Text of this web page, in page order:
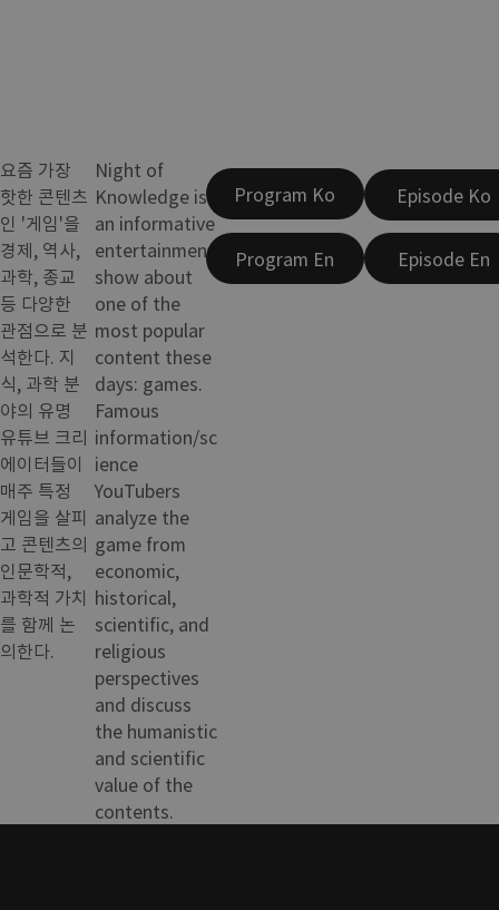
요즘 가장
핫한 콘텐츠
인 '게임'을
경제, 역사,
과학, 종교
등 다양한
관점으로 분
석한다. 지
식, 과학 분
야의 유명
유튜브 크리
에이터들이
매주 특정
게임을 살피
고 콘텐츠의
인문학적,
과학적 가치
를 함께 논
의한다.
Night of
Knowledge is
an informative
entertainment
show about
one of the
most popular
content these
days: games.
Famous
information/sc
ience
YouTubers
analyze the
game from
economic,
historical,
scientific, and
religious
perspectives
and discuss
the humanistic
and scientific
value of the
contents.
Program Ko
Program En
Episode Ko
Episode En